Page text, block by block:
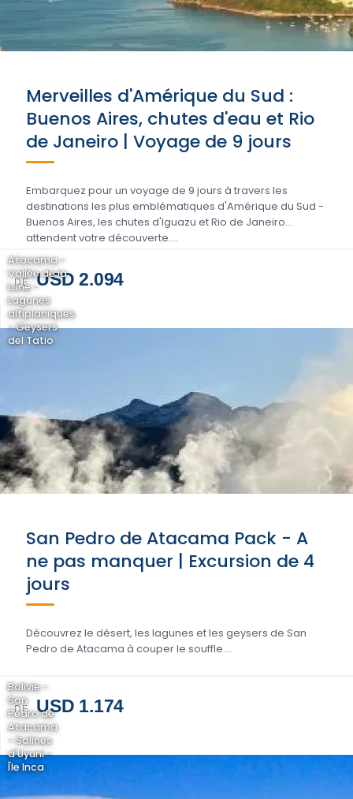
Merveilles d'Amérique du Sud :
Buenos Aires, chutes d'eau et Rio
de Janeiro | Voyage de 9 jours
Embarquez pour un voyage de 9 jours à travers les
destinations les plus emblématiques d'Amérique du Sud -
Buenos Aires, les chutes d'Iguazu et Rio de Janeiro
attendent votre découverte....
DE USD 2.094
Atacama -
Vallée de la
Lune -
Lagunes
altiplaniques
- Geysers
del Tatio
San Pedro de Atacama Pack - A
ne pas manquer | Excursion de 4
jours
Découvrez le désert, les lagunes et les geysers de San
Pedro de Atacama à couper le souffle....
DE USD 1.174
Bolivie -
San
Pedro de
Atacama
- Salines
d'Uyuni -
Île Inca